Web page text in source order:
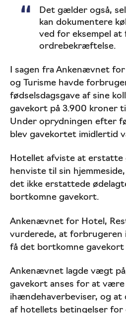
Det gælder også,
kan dokumentere
ved for eksempel at
ordrebekræftelse.
I sagen fra Ankenævnet
og Turisme havde
fødselsdagsgave af sine
gavekort på 3.900 kroner
Under oprydningen efter
blev gavekortet imidlertid
Hotellet afviste at erstatte
henviste til sin
det ikke erstattede
bortkomne gavekort.
Ankenævnet for Hotel,
vurderede, at forbrugeren
få det bortkomne
Ankenævnet lagde vægt
gavekort anses for at være
ihændehaverbeviser, og at
af hotellets betingelser for